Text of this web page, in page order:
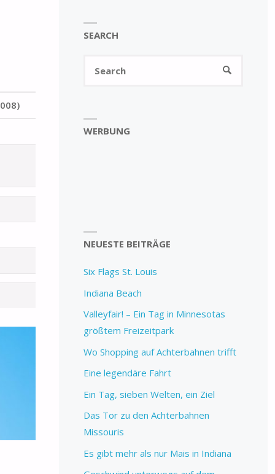
SEARCH
SEARCH
WERBUNG
NEUESTE BEITRÄGE
Six Flags St. Louis
Indiana Beach
Valleyfair! – Ein Tag in Minnesotas
größtem Freizeitpark
Wo Shopping auf Achterbahnen trifft
Eine legendäre Fahrt
Ein Tag, sieben Welten, ein Ziel
Das Tor zu den Achterbahnen
Missouris
Es gibt mehr als nur Mais in Indiana